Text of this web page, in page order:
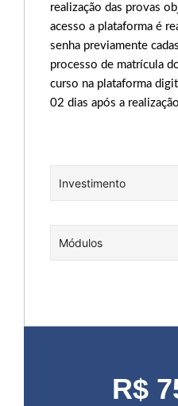
realização das provas
acesso a plataforma é
senha previamente
processo de matrícula
curso na plataforma
02 dias após a
Investimento
Módulos
R$